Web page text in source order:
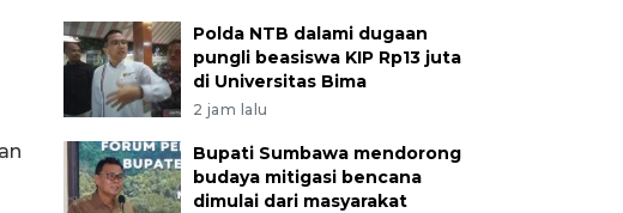
Polda NTB dalami dugaan
pungli beasiswa KIP Rp13 juta
di Universitas Bima
2 jam lalu
Bupati Sumbawa mendorong
budaya mitigasi bencana
dimulai dari masyarakat